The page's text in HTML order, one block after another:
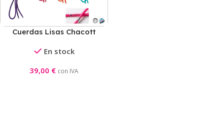
Cuerdas Lisas Chacott
En stock
39,00 € con IVA